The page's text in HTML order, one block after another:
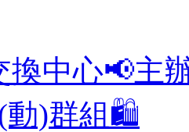
換中心📢主
動)群組🛍️